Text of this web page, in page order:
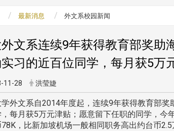
最新消息 外文系校园新闻
文系连续9年获得教育部奖助
习的近百位同学，每月获5万
11-28 洪莹婕
外文系自2014年度起，连续9年获得教育部
每月获5万元津贴；愿意留下任职的同学，
，比新加坡机场一般相同职务高出约台币